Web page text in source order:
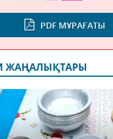
PDF МҰРАҒАТЫ
ЖАҢАЛЫҚТАРЫ